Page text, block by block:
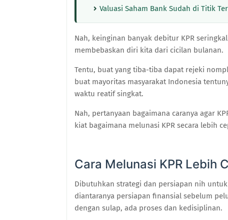
Valuasi Saham Bank Sudah di Titik
Nah, keinginan banyak debitur KPR
membebaskan diri kita dari cicilan bulanan.
Tentu, buat yang tiba-tiba dapat rejeki
buat mayoritas masyarakat Indonesia
waktu reatif singkat.
Nah, pertanyaan bagaimana caranya agar
kiat bagaimana melunasi KPR secara lebih
Cara Melunasi KPR Lebih
Dibutuhkan strategi dan persiapan nih
diantaranya persiapan finansial sebelum
dengan sulap, ada proses dan kedisiplinan.